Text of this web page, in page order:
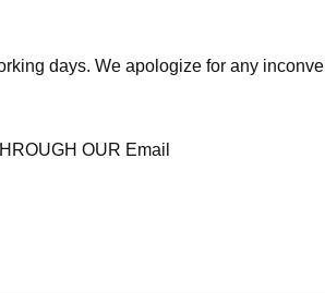
days. We apologize for any
OUR Email